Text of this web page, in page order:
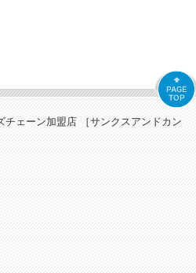
ェーン加盟店 ［サンクスアンドカン